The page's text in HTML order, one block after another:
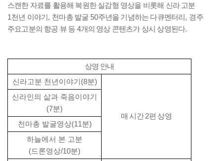
스캔한 자료를 활용해 복원한 실감형 영상을 비롯해 신라 고분
1천년 이야기, 천마총 발굴 50주년을 기념하는 다큐멘터리, 경주
주요고분의 항공 뷰 등 4개의 영상 콘텐츠가 상시 상영된다.
상영 안내
신라고분 천년이야기(8분)
매 시간2편 상영
신라인의 삶과 죽음이야기
(7분)
천마총 발굴영상(11분)
하늘에서 본 고분
(드론영상/10분)